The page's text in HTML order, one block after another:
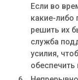
Если во
какие-
решить их
служба
усилия,